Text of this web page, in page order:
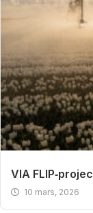
VIA
10 mars, 2026